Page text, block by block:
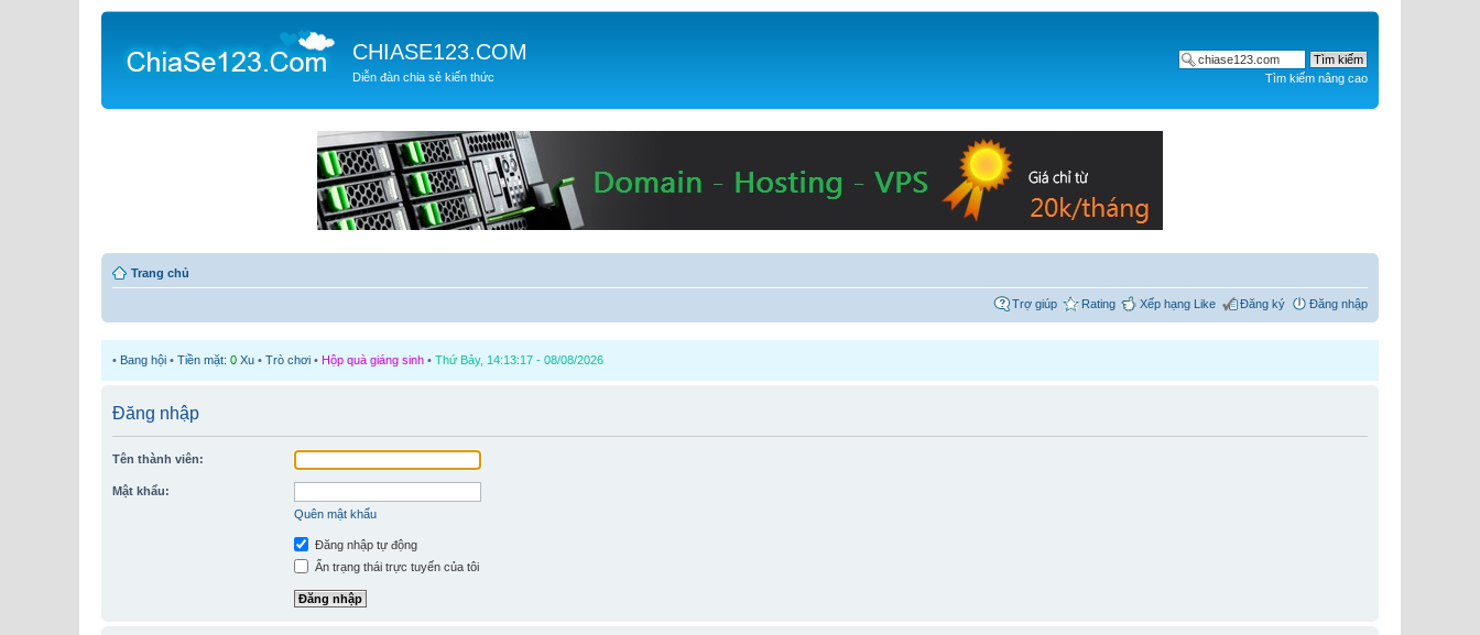
CHIASE123.COM
Diễn đàn chia sẻ kiến thức Tìm kiếm nâng cao
Trang chủ
Trợ giúp Rating Xếp hạng Like Đăng ký Đăng nhập
• Bang hội • Tiền mặt: 0 Xu • Trò chơi • Hộp quà giáng sinh • Thứ Bảy, 14:13:17 - 08/08/2026
Đăng nhập
Tên thành viên:
Mật khẩu:
Quên mật khẩu
Đăng nhập tự động
Ẩn trạng thái trực tuyến của tôi